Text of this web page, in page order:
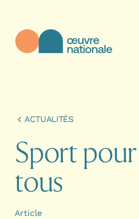
ACTUALITÉS
Sportpour
tous
Article